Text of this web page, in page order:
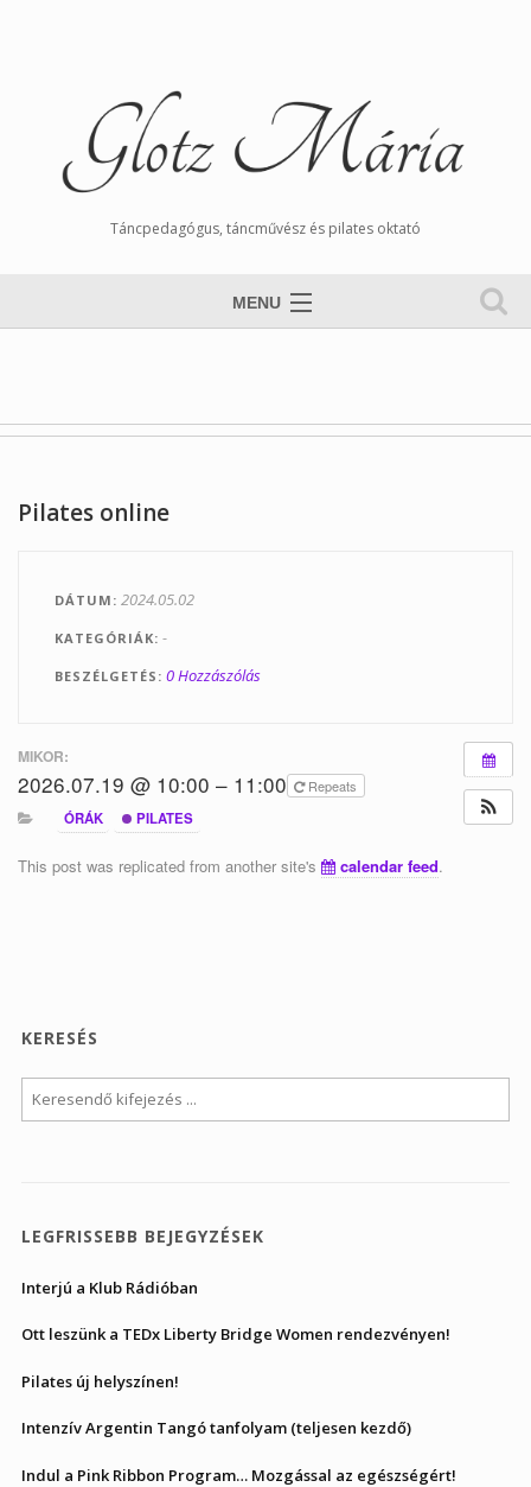
Táncpedagógus, táncművész és pilates oktató
MENU
Órarend
Kapcsolat
Pilates online
DÁTUM 2024.05.02
KATEGÓRIÁK -
BESZÉLGETÉS 0 Hozzászólás
MIKOR:
2026.07.19 @ 10:00 – 11:00 Repeats
ÓRÁK PILATES
This post was replicated from another site's calendar feed.
KERESÉS
LEGFRISSEBB BEJEGYZÉSEK
Interjú a Klub Rádióban
Ott leszünk a TEDx Liberty Bridge Women rendezvényen!
Pilates új helyszínen!
Intenzív Argentin Tangó tanfolyam (teljesen kezdő)
Indul a Pink Ribbon Program… Mozgással az egészségért!